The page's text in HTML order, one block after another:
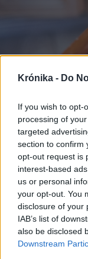
Krónika - Do
If you wish to opt-
processing of
targeted
section to confirm
opt-out request is
interest-based
us or personal
your opt-out. You
disclosure of your
IAB’s list of
also be disclosed
Downstream
2026.
Nicușor
számláin